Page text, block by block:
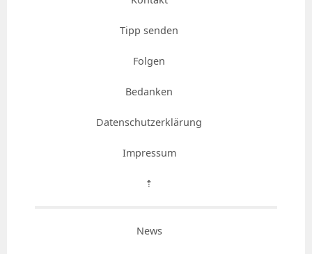
Tipp senden
Folgen
Bedanken
Datenschutzerklärung
Impressum
⇡
News